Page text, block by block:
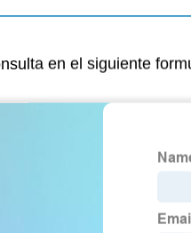
en el siguiente